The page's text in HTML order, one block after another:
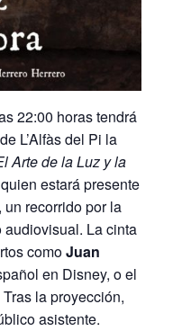
22:00 horas tendrá
L’Alfàs del Pi la
Arte de la Luz y la
estará presente
recorrido por la
La cinta
comoJuan
en Disney, o el
Tras la proyección,
asistente.